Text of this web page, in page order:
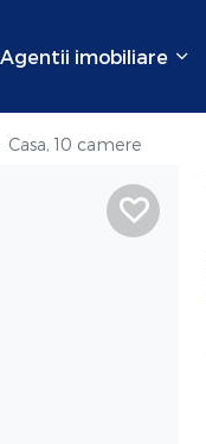
Agentii imobiliare
Casa, 10 camere